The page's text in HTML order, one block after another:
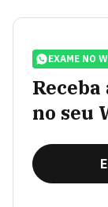
EXAME NO
no seu